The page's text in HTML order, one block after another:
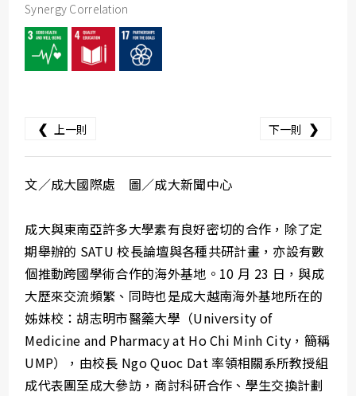
Synergy Correlation
❮ 上一則 下一則 ❯
文／成大國際處 圖／成大新聞中心
成大與東南亞許多大學素有良好密切的合作，除了定
期舉辦的 SATU 校長論壇與各種共研計畫，亦設有數
個推動跨國學術合作的海外基地。10 月 23 日，與成
大歷來交流頻繁、同時也是成大越南海外基地所在的
姊妹校：胡志明市醫藥大學（University of
Medicine and Pharmacy at Ho Chi Minh City，簡稱
UMP），由校長 Ngo Quoc Dat 率領相關系所教授組
成代表團至成大參訪，商討科研合作、學生交換計劃